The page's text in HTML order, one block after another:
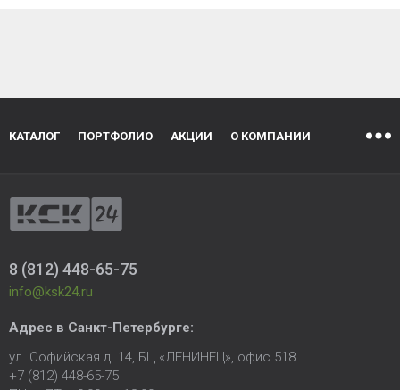
КАТАЛОГ ПОРТФОЛИО АКЦИИ О КОМПАНИИ
8 (812) 448-65-75
info@ksk24.ru
Адрес в Санкт-Петербурге:
ул. Софийская д. 14, БЦ «ЛЕНИНЕЦ», офис 518
+7 (812) 448-65-75